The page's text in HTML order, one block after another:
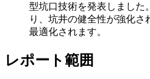
型坑口技術を発表しました
り、坑井の健全性が強化
最適化されます。
レポート範囲